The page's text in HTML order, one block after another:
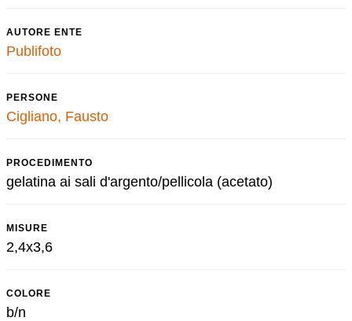
AUTORE ENTE
Publifoto
PERSONE
Cigliano, Fausto
PROCEDIMENTO
gelatina ai sali d'argento/pellicola (acetato)
MISURE
2,4x3,6
COLORE
b/n